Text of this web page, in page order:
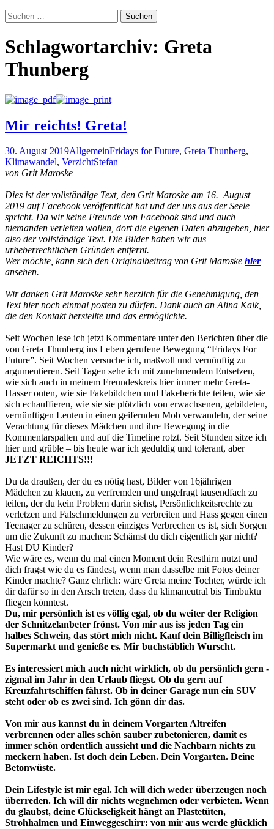
Suchen
nach:
Schlagwortarchiv: Greta
Thunberg
Mir reichts! Greta!
30. August 2019AllgemeinFridays for Future, Greta Thunberg,
Klimawandel, VerzichtStefan
von Grit Maroske
Dies ist der vollständige Text, den Grit Maroske am 16. August
2019 auf Facebook veröffentlicht hat und der uns aus der Seele
spricht. Da wir keine Freunde von Facebook sind und auch
niemanden verleiten wollen, dort die eigenen Daten abzugeben, hier
also der vollständige Text. Die Bilder haben wir aus
urheberrechtlichen Gründen entfernt.
Wer möchte, kann sich den Originalbeitrag von Grit Maroske hier
ansehen.
Wir danken Grit Maroske sehr herzlich für die Genehmigung, den
Text hier noch einmal posten zu dürfen. Dank auch an Alina Kalk,
die den Kontakt herstellte und das ermöglichte.
Seit Wochen lese ich jetzt Kommentare unter den Berichten über die
von Greta Thunberg ins Leben gerufene Bewegung “Fridays For
Future”. Seit Wochen versuche ich, maßvoll und vernünftig zu
argumentieren. Seit Tagen sehe ich mit zunehmendem Entsetzen,
wie sich auch in meinem Freundeskreis hier immer mehr Greta-
Hasser outen, wie sie Fakebildchen und Fakeberichte teilen, wie sie
sich echauffieren, wie sie sie plötzlich von erwachsenen, gebildeten,
vernünftigen Leuten in einen geifernden Mob verwandeln, der seine
Verachtung für dieses Mädchen und ihre Bewegung in die
Kommentarspalten und auf die Timeline rotzt. Seit Stunden sitze ich
hier und grüble – bis heute war ich geduldig und tolerant, aber
JETZT REICHTS!!!
Du da draußen, der du es nötig hast, Bilder von 16jährigen
Mädchen zu klauen, zu verfremden und ungefragt tausendfach zu
teilen, der du kein Problem darin siehst, Persönlichkeitsrechte zu
verletzen und Falschmeldungen zu verbreiten und Hass gegen einen
Teenager zu schüren, dessen einziges Verbrechen es ist, sich Sorgen
um die Zukunft zu machen: Schämst du dich eigentlich gar nicht?
Hast DU Kinder?
Wie wäre es, wenn du mal einen Moment dein Resthirn nutzt und
dich fragst wie du es fändest, wenn man dasselbe mit Fotos deiner
Kinder machte? Ganz ehrlich: wäre Greta meine Tochter, würde ich
dir dafür so in den Arsch treten, dass du klimaneutral bis Timbuktu
fliegen könntest.
Du, mir persönlich ist es völlig egal, ob du weiter der Religion
der Schnitzelanbeter frönst. Von mir aus iss jeden Tag ein
halbes Schwein, das stört mich nicht. Kauf dein Billigfleisch im
Supermarkt und genieße es. Mir buchstäblich Wurscht.
Es interessiert mich auch nicht wirklich, ob du persönlich gern -
zigmal im Jahr in den Urlaub fliegst. Ob du gern auf
Kreuzfahrtschiffen fährst. Ob in deiner Garage nun ein SUV
steht oder ob es zwei sind. Ich gönn dir das.
Von mir aus kannst du in deinem Vorgarten Altreifen
verbrennen oder alles schön sauber zubetonieren, damit es
immer schön ordentlich aussieht und die Nachbarn nichts zu
meckern haben. Ist doch dein Leben. Dein Vorgarten. Deine
Betonwüste.
Dein Lifestyle ist mir egal. Ich will dich weder überzeugen noch
überreden. Ich will dir nichts wegnehmen oder verbieten. Wenn
du glaubst, deine Glückseligkeit hängt an Plastetüten,
Strohhalmen und Einweggeschirr: von mir aus werde glücklich